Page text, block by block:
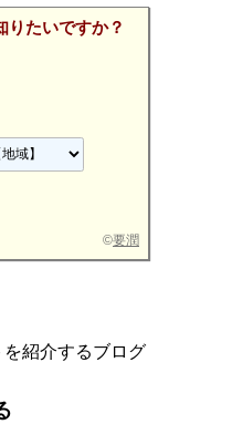
りたいですか？
©要潤
紹介するブログ